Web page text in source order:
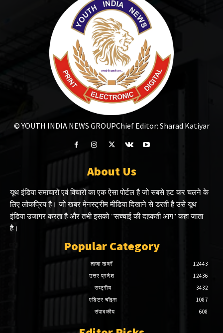
© YOUTH INDIA NEWS GROUPChief Editor: Sharad Katiyar
About Us
यूथ इंडिया समाचारों एवं विचारों का एक ऐसा पोर्टल है जो सबसे हट कर चलने के
लिए लोकप्रिय है। जो खबर मेनस्ट्रीम मीडिया दिखाने से डरती है उसे यूथ
इंडिया उजागर करता है और तभी इसको "सच्चाई की दहकती आग" कहा जाता
है।
Popular Category
ताज़ा खबरें
12443
उत्तर प्रदेश
12436
राष्ट्रीय
3432
एडिटर चॉइस
1087
संपादकीय
608